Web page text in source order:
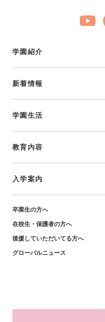
学園紹介
新着情報
学園生活
制服・年間⾏事
部活動
学習環境
教育内容
愛と奉仕の実践
教育の特色
英語教育・姉妹校紹介
入学案内
小学生対象-説明会・イベント
小学生対象-募集要項・資料
卒業生の方へ
在校生・保護者の方へ
後援していただいてる方へ
グローバルニュース